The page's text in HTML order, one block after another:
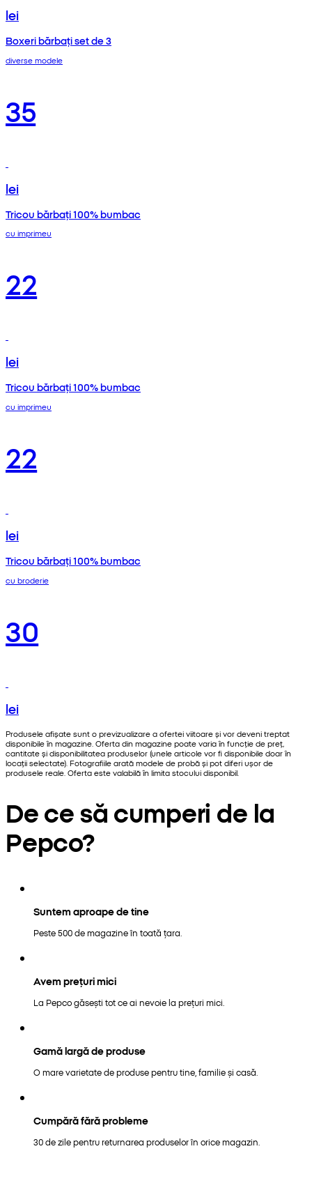
lei
Boxeri bărbați set de 3
diverse modele
35
lei
Tricou bărbați 100% bumbac
cu imprimeu
22
lei
Tricou bărbați 100% bumbac
cu imprimeu
22
lei
Tricou bărbați 100% bumbac
cu broderie
30
lei
Produsele afișate sunt o previzualizare a ofertei viitoare și vor deveni treptat
disponibile în magazine. Oferta din magazine poate varia în funcție de preț,
cantitate și disponibilitatea produselor (unele articole vor fi disponibile doar în
locații selectate). Fotografiile arată modele de probă și pot diferi ușor de
produsele reale. Oferta este valabilă în limita stocului disponibil.
De ce să cumperi de la
Pepco?
Suntem aproape de tine
Peste 500 de magazine în toată țara.
Avem prețuri mici
La Pepco găsești tot ce ai nevoie la prețuri mici.
Gamă largă de produse
O mare varietate de produse pentru tine, familie și casă.
Cumpără fără probleme
30 de zile pentru returnarea produselor în orice magazin.